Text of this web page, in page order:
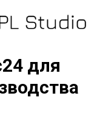
для